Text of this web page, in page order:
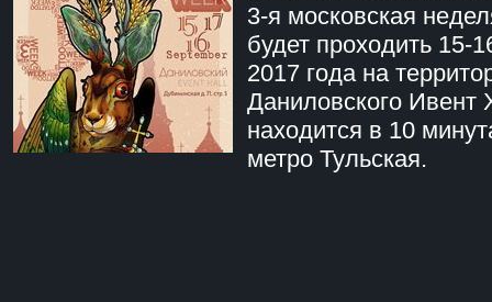
3-я московская
будет проходить 15-
2017 года на
Даниловского Ивент
находится в 10
метро Тульская.